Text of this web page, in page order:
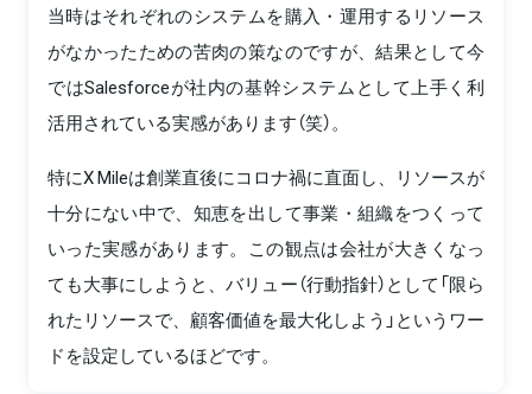
当時はそれぞれのシステムを購入・運用するリソース
がなかったための苦肉の策なのですが、結果として今
ではSalesforceが社内の基幹システムとして上手く利
活用されている実感があります（笑）。
特にX Mileは創業直後にコロナ禍に直面し、リソースが
十分にない中で、知恵を出して事業・組織をつくって
いった実感があります。この観点は会社が大きくなっ
ても大事にしようと、バリュー（行動指針）として「限ら
れたリソースで、顧客価値を最大化しよう」というワー
ドを設定しているほどです。